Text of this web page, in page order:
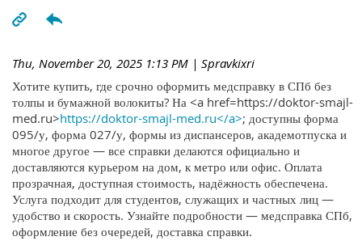
Thu, November 20, 2025 1:13 PM | Spravkixri
Хотите купить, где срочно оформить медсправку в СПб без
толпы и бумажной волокиты? На <a href=https://doktor-smajl-
med.ru>https://doktor-smajl-med.ru</a>; доступны форма
095/у, форма 027/у, формы из диспансеров, академотпуска и
многое другое — все справки делаются официально и
доставляются курьером на дом, к метро или офис. Оплата
прозрачная, доступная стоимость, надёжность обеспечена.
Услуга подходит для студентов, служащих и частных лиц —
удобство и скорость. Узнайте подробности — медсправка СПб,
оформление без очередей, доставка справки.